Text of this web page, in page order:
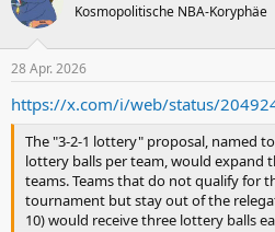
t
i
e
:
Kosmopolitische NBA-Koryphäe
28 Apr. 2026
https://x.com/i/web/status/
The "3-2-1 lottery" proposal, named
lottery balls per team, would expand
teams. Teams that do not qualify for
tournament but stay out of the
10) would receive three lottery balls